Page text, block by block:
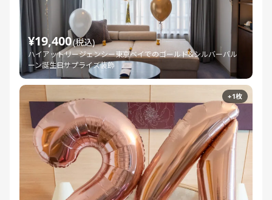
¥19,400(税込)
ハイアットリージェンシー東京ベイでのゴールド&シルバーバル
ーン誕生日サプライズ装飾
+1枚